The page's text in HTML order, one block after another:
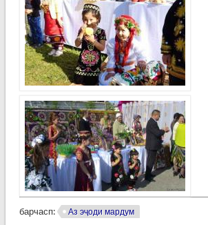
барчасп: Аз эҷоди мардум